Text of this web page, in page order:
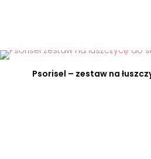
Psorisel – zestaw na